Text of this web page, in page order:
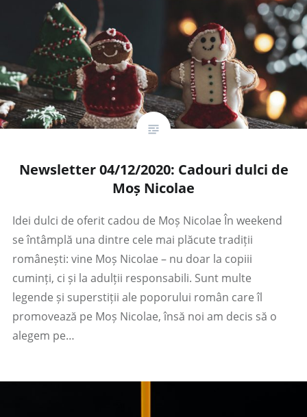
Newsletter 04/12/2020: Cadouri dulci de
Moș Nicolae
Idei dulci de oferit cadou de Moș Nicolae În weekend
se întâmplă una dintre cele mai plăcute tradiții
românești: vine Moș Nicolae – nu doar la copiii
cuminți, ci și la adulții responsabili. Sunt multe
legende și superstiții ale poporului român care îl
promovează pe Moș Nicolae, însă noi am decis să o
alegem pe…